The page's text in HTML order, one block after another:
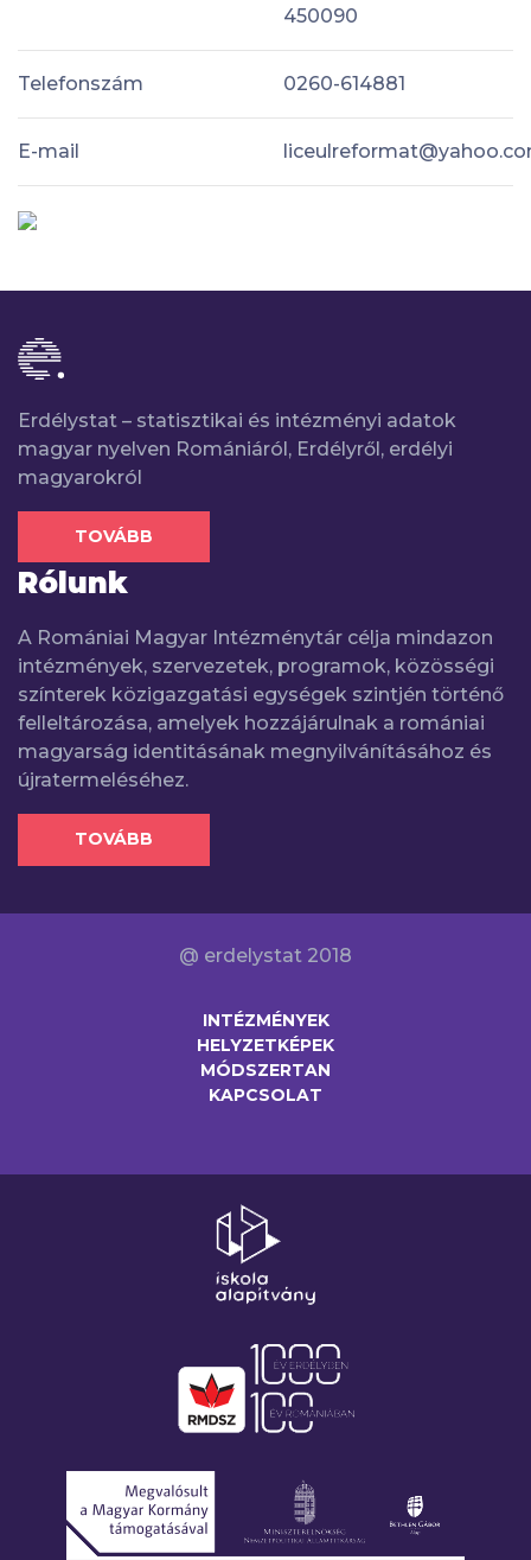
450090
Telefonszám 0260-614881
E-mail
Erdélystat – statisztikai és intézményi adatok
magyar nyelven Romániáról, Erdélyről, erdélyi
magyarokról
TOVÁBB
Rólunk
A Romániai Magyar Intézménytár célja mindazon
intézmények, szervezetek, programok, közösségi
színterek közigazgatási egységek szintjén történő
felleltározása, amelyek hozzájárulnak a romániai
magyarság identitásának megnyilvánításához és
újratermeléséhez.
TOVÁBB
@ erdelystat 2018
INTÉZMÉNYEK
HELYZETKÉPEK
MÓDSZERTAN
KAPCSOLAT